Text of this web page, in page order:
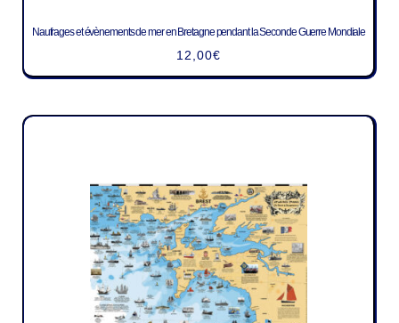
Naufrages et évènements de mer en Bretagne pendant la Seconde Guerre Mondiale
12,00€